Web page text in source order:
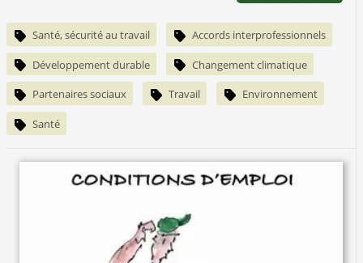
Santé, sécurité au travail Accords interprofessionnels
Développement durable Changement climatique
Partenaires sociaux Travail Environnement
Santé